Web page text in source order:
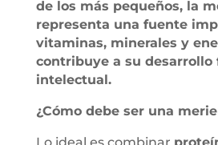
de los más pequeños, la
representa una fuente
vitaminas, minerales y
contribuye a su desarrollo
intelectual.
¿Cómo debe ser una
Lo ideal es combinar